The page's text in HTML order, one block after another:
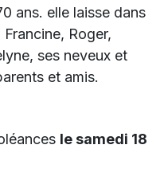
ans. elle laisse dans
Roger,
ses neveux et
et amis.
le samedi 18